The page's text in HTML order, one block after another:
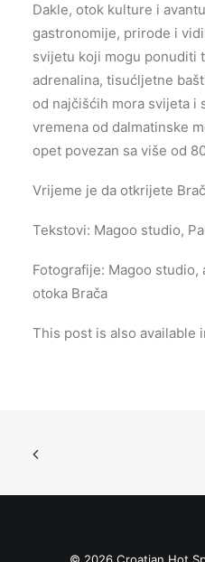
Dakle, otok kulture i
gastronomije, prirode i
svijetu koji mogu ponuditi
adrenalina, tisućljetne
od najčišćih mora svijeta i
vremena od dalmatinske
opet povezan sa više od
Vrijeme je da otkrijete
Tekstovi: Magoo studio,
Fotografije: Magoo
otoka Brača
This post is also available